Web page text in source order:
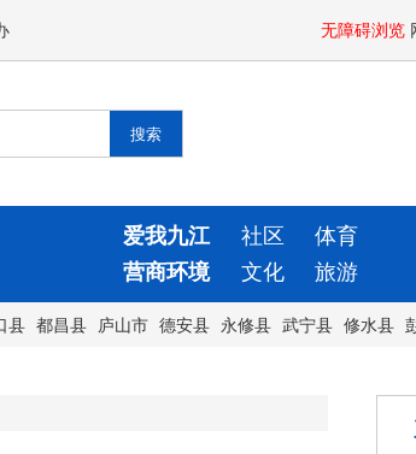
无障碍浏览
爱我九江 社区 体育
营商环境 文化 旅游
县 都昌县 庐山市 德安县 永修县 武宁县 修水县